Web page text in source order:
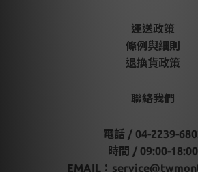
運送政策
條例與細則
退換貨政策
聯絡我們
電話 / 04-2239-
時間 / 09:00-18:00
EMAIL：